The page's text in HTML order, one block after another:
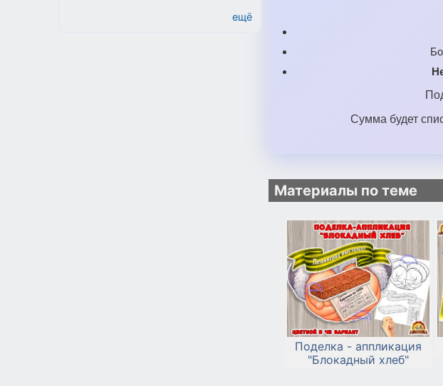
Сумма будет
Материалы по теме
Поделка - аппликация
"Блокадный хлеб"
ещё